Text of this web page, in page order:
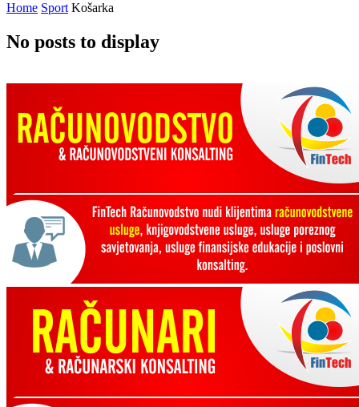
Home Sport Košarka
No posts to display